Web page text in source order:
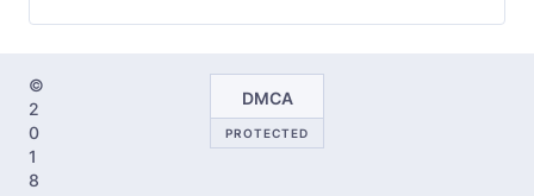
©
2
0
1
8
DMCA
PROTECTED